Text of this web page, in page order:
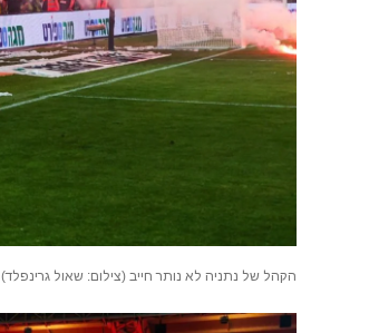
הקהל של נתניה לא נותר חייב (צילום: שאול גרינפלד)